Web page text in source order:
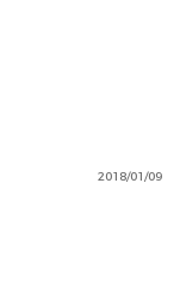
2018/01/09